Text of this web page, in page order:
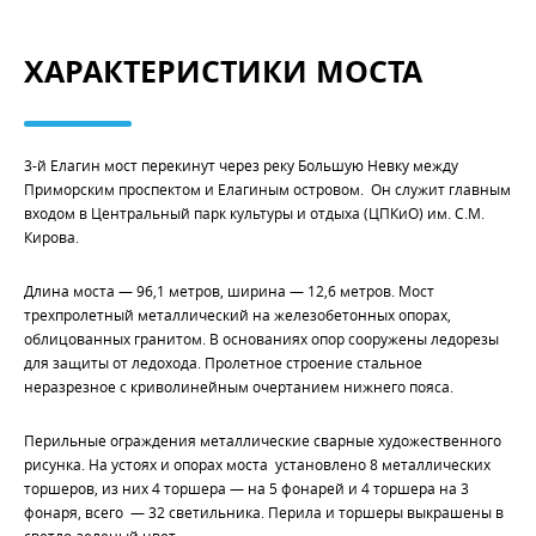
ХАРАКТЕРИСТИКИ МОСТА
3-й Елагин мост перекинут через реку Большую Невку между
Приморским проспектом и Елагиным островом. Он служит главным
входом в Центральный парк культуры и отдыха (ЦПКиО) им. С.М.
Кирова.
Длина моста — 96,1 метров, ширина — 12,6 метров. Мост
трехпролетный металлический на железобетонных опорах,
облицованных гранитом. В основаниях опор сооружены ледорезы
для защиты от ледохода. Пролетное строение стальное
неразрезное с криволинейным очертанием нижнего пояса.
Перильные ограждения металлические сварные художественного
рисунка. На устоях и опорах моста установлено 8 металлических
торшеров, из них 4 торшера — на 5 фонарей и 4 торшера на 3
фонаря, всего — 32 светильника. Перила и торшеры выкрашены в